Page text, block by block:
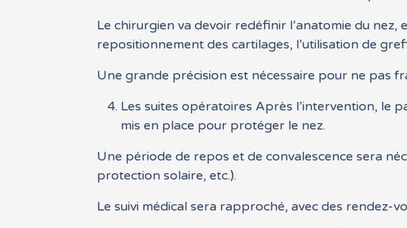
Le chirurgien va devoir redéfinir l’anatomie du
repositionnement des cartilages, l’utilisation de
Une grande précision est nécessaire pour ne pas
Les suites opératoires Après l’intervention, le
mis en place pour protéger le nez.
Une période de repos et de convalescence sera
protection solaire, etc.).
Le suivi médical sera rapproché, avec des rendez-